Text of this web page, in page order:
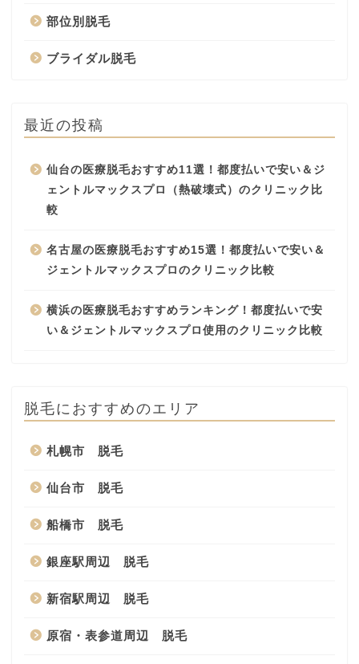
部位別脱毛
ブライダル脱毛
最近の投稿
仙台の医療脱毛おすすめ11選！都度払いで安い＆ジ
ェントルマックスプロ（熱破壊式）のクリニック比
較
名古屋の医療脱毛おすすめ15選！都度払いで安い＆
ジェントルマックスプロのクリニック比較
横浜の医療脱毛おすすめランキング！都度払いで安
い＆ジェントルマックスプロ使用のクリニック比較
脱毛におすすめのエリア
札幌市 脱毛
仙台市 脱毛
船橋市 脱毛
銀座駅周辺 脱毛
新宿駅周辺 脱毛
原宿・表参道周辺 脱毛